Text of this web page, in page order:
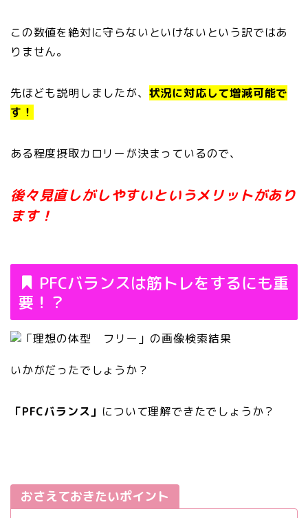
この数値を絶対に守らないといけないという訳ではあ
りません。
先ほども説明しましたが、 状況に対応して増減可能で
す！
ある程度摂取カロリーが決まっているので、
後々見直しがしやすいというメリットがあり
ます！
PFCバランスは筋トレをするにも重
要！？
いかがだったでしょうか？
「PFCバランス」 について理解できたでしょうか？
おさえておきたいポイント